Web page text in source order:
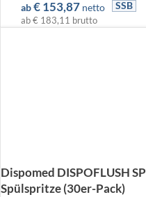
ab€153,87 netto
SSB
ab€ 183,11 brutto
Dispomed DISPOFLUSH SP
Spülspritze (30er-Pack)